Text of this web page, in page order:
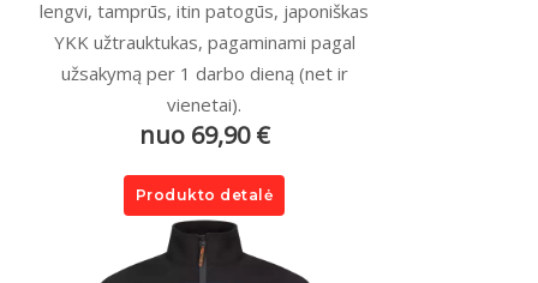
lengvi, tamprūs, itin patogūs, japoniškas
YKK užtrauktukas, pagaminami pagal
užsakymą per 1 darbo dieną (net ir
vienetai).
nuo 69,90 €
Produkto detalė